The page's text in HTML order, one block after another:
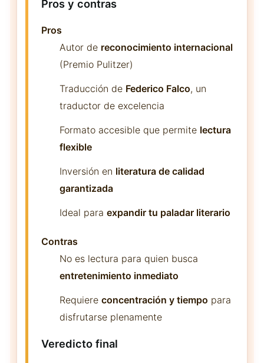
Pros y contras
Pros
Autor de reconocimiento internacional
(Premio Pulitzer)
Traducción de Federico Falco, un
traductor de excelencia
Formato accesible que permite lectura
flexible
Inversión en literatura de calidad
garantizada
Ideal para expandir tu paladar literario
Contras
No es lectura para quien busca
entretenimiento inmediato
Requiere concentración y tiempo para
disfrutarse plenamente
Veredicto final